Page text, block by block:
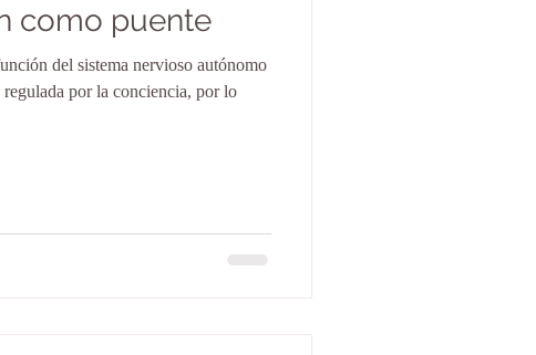
como puente
del sistema nervioso autónomo
por la conciencia, por lo